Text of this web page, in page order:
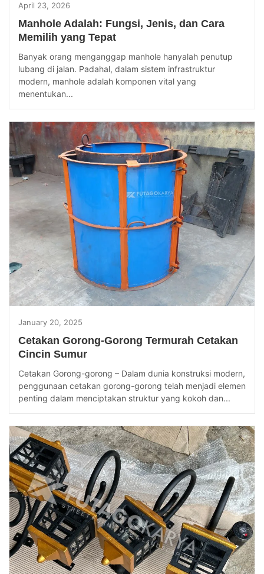
April 23, 2026
Manhole Adalah: Fungsi, Jenis, dan Cara
Memilih yang Tepat
Banyak orang menganggap manhole hanyalah penutup
lubang di jalan. Padahal, dalam sistem infrastruktur
modern, manhole adalah komponen vital yang
menentukan...
January 20, 2025
Cetakan Gorong-Gorong Termurah Cetakan
Cincin Sumur
Cetakan Gorong-gorong – Dalam dunia konstruksi modern,
penggunaan cetakan gorong-gorong telah menjadi elemen
penting dalam menciptakan struktur yang kokoh dan...